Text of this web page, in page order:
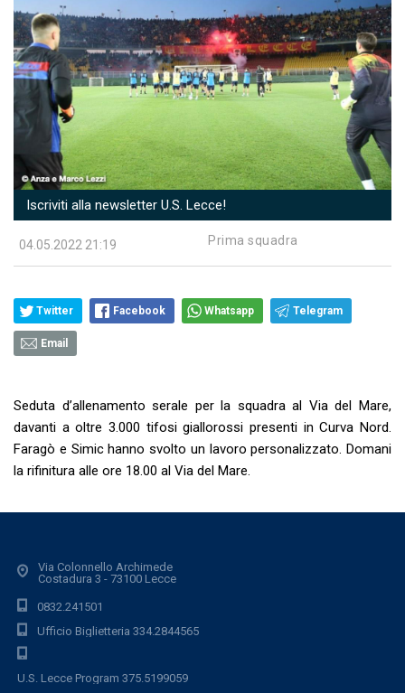
Iscriviti alla newsletter U.S. Lecce!
04.05.2022 21:19 Prima squadra
Twitter Facebook Whatsapp Telegram
Email
Seduta d’allenamento serale per la squadra al Via del Mare,
davanti a oltre 3.000 tifosi giallorossi presenti in Curva Nord.
Faragò e Simic hanno svolto un lavoro personalizzato. Domani
la rifinitura alle ore 18.00 al Via del Mare.
Via Colonnello Archimede
Costadura 3 - 73100 Lecce
0832.241501
Ufficio Biglietteria 334.2844565
U.S. Lecce Program 375.5199059